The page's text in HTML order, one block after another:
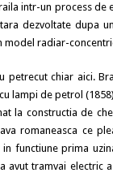
intr-un process
dezvoltate dupa
model radiar-
petrecut chiar aici.
lampi de petrol
la constructia de
romaneasca ce
functiune prima
avut tramvai electric